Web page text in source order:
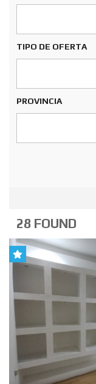
TIPO DE OFERTA
PROVINCIA
28 FOUND